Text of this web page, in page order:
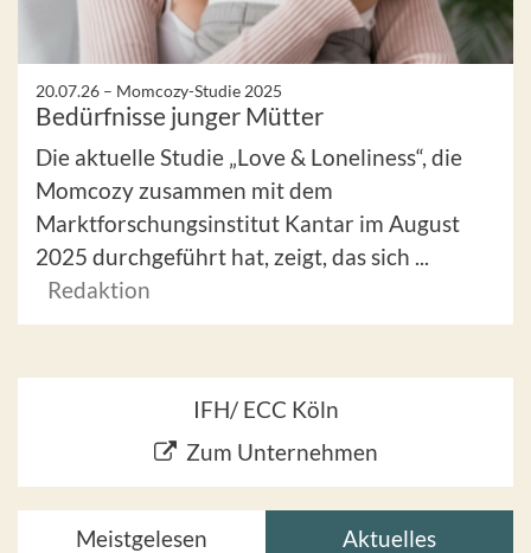
20.07.26 – Momcozy-Studie 2025
Bedürfnisse junger Mütter
Die aktuelle Studie „Love & Loneliness“, die
Momcozy zusammen mit dem
Marktforschungsinstitut Kantar im August
2025 durchgeführt hat, zeigt, das sich ...
Redaktion
IFH/ ECC Köln
Zum Unternehmen
Meistgelesen Aktuelles